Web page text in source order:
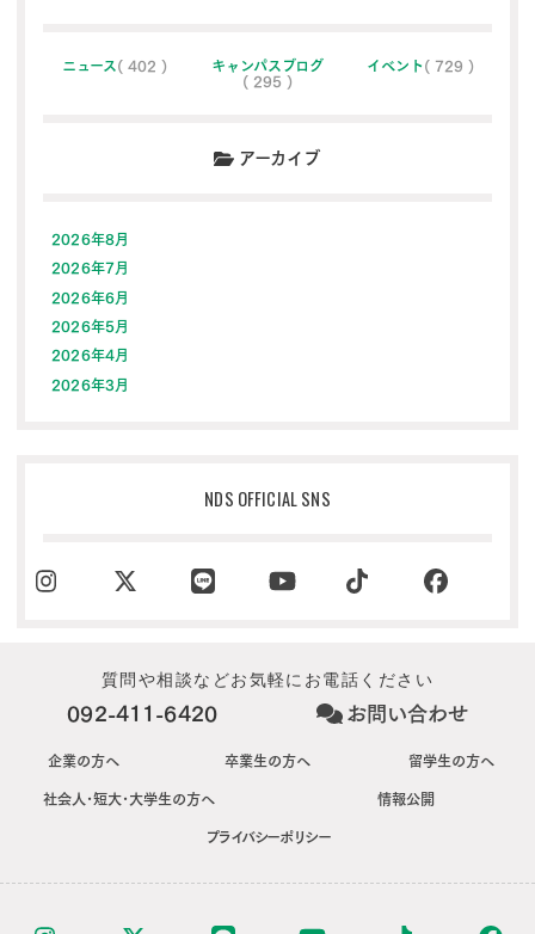
ニュース ( 402 )
キャンパスブログ
( 295 )
イベント ( 729 )
アーカイブ
2026年8月
2026年7月
2026年6月
2026年5月
2026年4月
2026年3月
NDS OFFICIAL SNS
質問や相談などお気軽にお電話ください
092-411-6420 お問い合わせ
企業の方へ 卒業生の方へ 留学生の方へ
社会人･短大･大学生の方へ 情報公開
プライバシーポリシー